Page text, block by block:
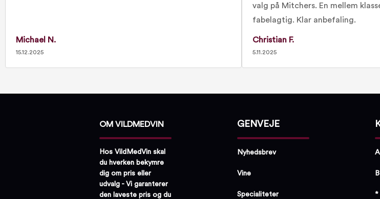
Michael N.
15.12.2025
valg på Mitchers. En mellem
fabelagtig. Klar anbefaling.
Christian F.
5.11.2025
OM VILDMEDVIN
Hos VildMedVin skal
du hverken bekymre
dig om pris eller
udvalg - Vi garanterer
den laveste pris og du
GENVEJE
Nyhedsbrev
Vine
Specialiteter *